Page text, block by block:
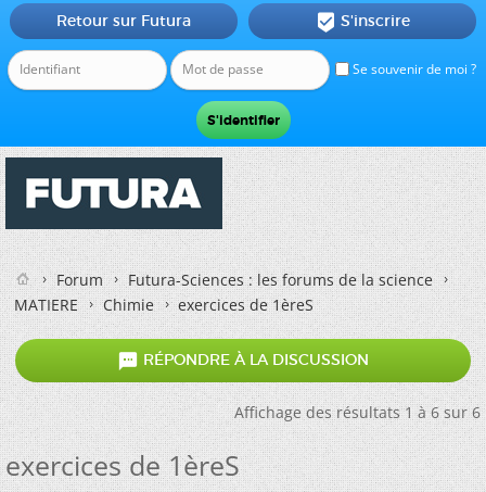
Se souvenir de moi ?
Retour sur Futura  S'inscrire
Forum
Futura-Sciences : les forums de la science
MATIERE
Chimie exercices de 1èreS
 RÉPONDRE À LA DISCUSSION
Affichage des résultats 1 à 6 sur 6
exercices de 1èreS